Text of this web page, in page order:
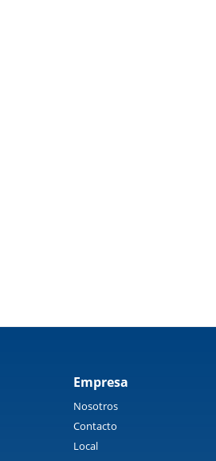
Empresa
Nosotros
Contacto
Local